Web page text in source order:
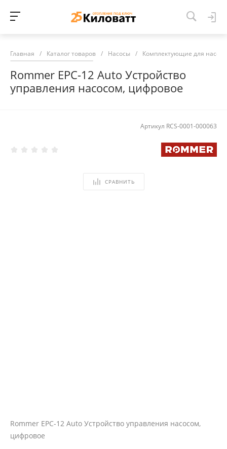
Главная / Каталог товаров / Насосы / Комплектующие для
Rommer EPC-12 Auto Устройство
управления насосом, цифровое
Артикул RCS-0001-000063
СРАВНИТЬ
Rommer EPC-12 Auto Устройство управления насосом,
цифровое